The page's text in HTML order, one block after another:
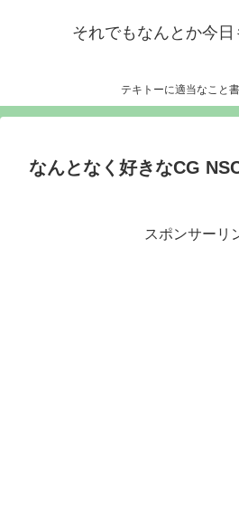
それでもなんとか今日
テキトーに適当なこと
なんとなく好きなCG
スポンサーリ